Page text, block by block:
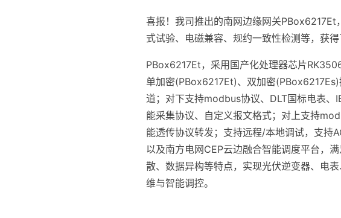
喜报！我司推出的南网边缘网关
式试验、电磁兼容、规约一致性检测等，获
PBox6217Et，采用国产化处理器芯片
单加密(PBox6217Et)、双加密
道；对下支持modbus协议、DLT国标电表
能采集协议、自定义报文格式；对上支持
能透传协议转发；支持远程/本地调试，支持
以及南方电网CEP云边融合智能调度平台，
散、数据异构等特点，实现光伏逆变器、电
维与智能调控。